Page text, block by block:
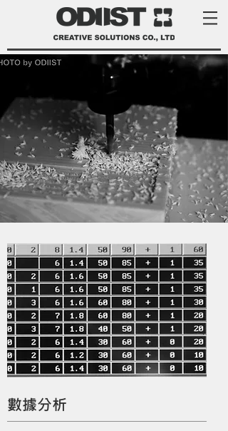
數據分析